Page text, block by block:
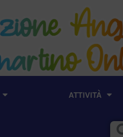
ATTIVITÀ